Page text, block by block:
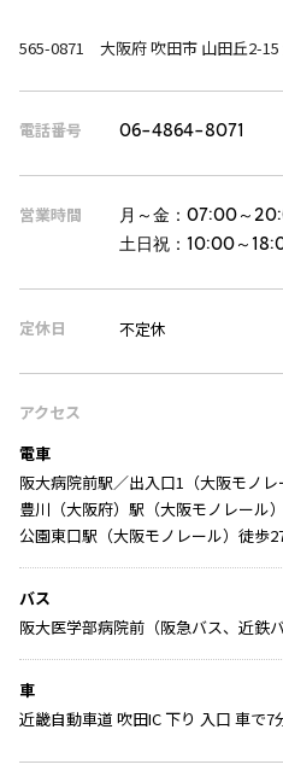
565-0871 大阪府 吹田市 山田丘2-15
電話番号 06-4864-8071
営業時間 月～金：07:00～
土日祝： 10:00～
定休日 不定休
アクセス
電車
阪大病院前駅／出入口1（大阪モノ
豊川（大阪府）駅（大阪モノレール
公園東口駅（大阪モノレール）徒歩
バス
阪大医学部病院前（阪急バス、近鉄
車
近畿自動車道 吹田IC 下り 入口 車で7